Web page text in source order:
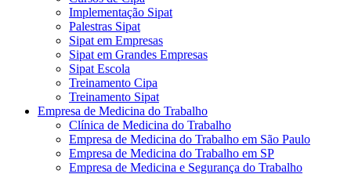
Implementação Sipat
Palestras Sipat
Sipat em Empresas
Sipat em Grandes Empresas
Sipat Escola
Treinamento Cipa
Treinamento Sipat
Empresa de Medicina do Trabalho
Clínica de Medicina do Trabalho
Empresa de Medicina do Trabalho em São Paulo
Empresa de Medicina do Trabalho em SP
Empresa de Medicina e Segurança do Trabalho